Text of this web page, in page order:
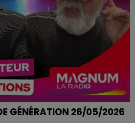
GÉNÉRATION 26/05/2026